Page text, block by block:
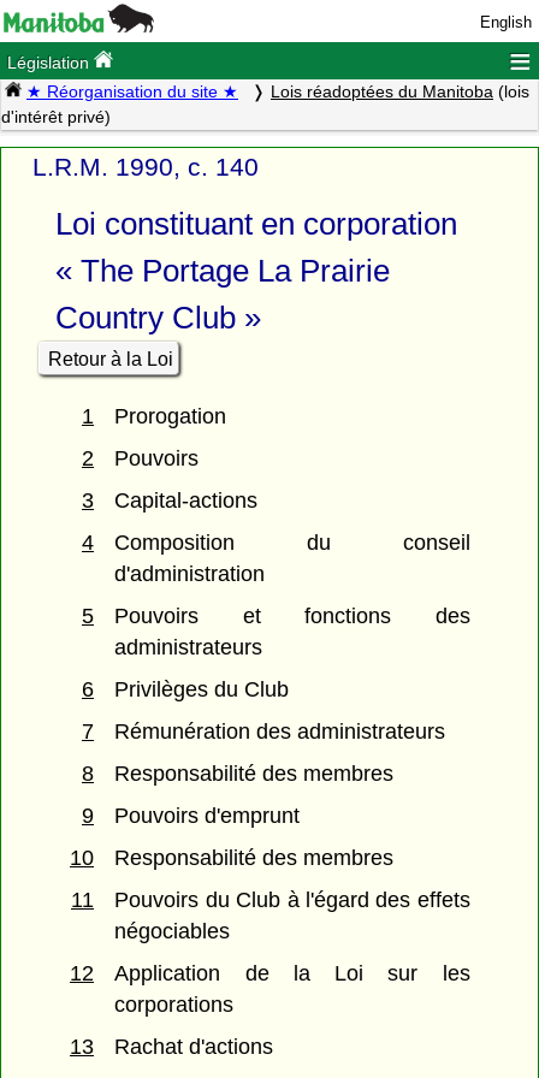
English
Législation ≡
★ Réorganisation du site ★ Lois réadoptées du Manitoba (lois
d'intérêt privé)
L.R.M. 1990, c. 140
Loi constituant en corporation
« The Portage La Prairie
Country Club »
Retour à la Loi
1
Prorogation
2
Pouvoirs
3
Capital-actions
4
Composition du conseil
d'administration
5
Pouvoirs et fonctions des
administrateurs
6
Privilèges du Club
7
Rémunération des administrateurs
8
Responsabilité des membres
9
Pouvoirs d'emprunt
10
Responsabilité des membres
11
Pouvoirs du Club à l'égard des effets
négociables
12
Application de la Loi sur les
corporations
13
Rachat d'actions